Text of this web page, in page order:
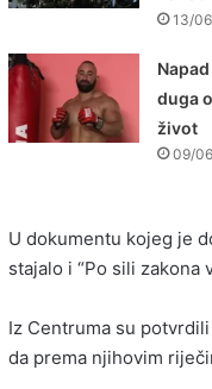
13/
duga
život
09/
U dokumentu kojeg je
stajalo i “Po sili zakona
Iz Centruma su
da prema njihovim